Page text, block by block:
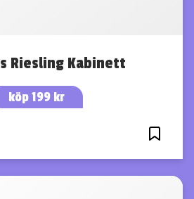
Riesling Kabinett
köp 199 kr